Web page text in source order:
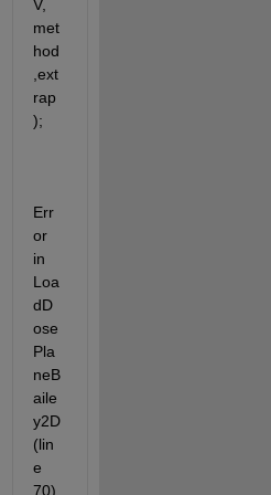
V,
met
hod
,ext
rap
);
Err
or
in
Loa
dD
ose
Pla
neB
aile
y2D
(lin
e
70)